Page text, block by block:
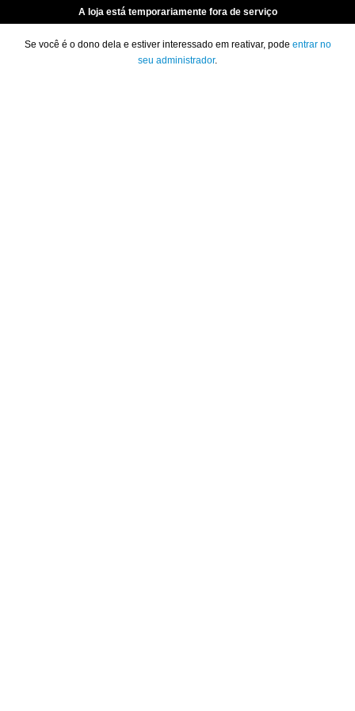
A loja está temporariamente fora de serviço
Se você é o dono dela e estiver interessado em reativar, pode entrar no
seu administrador.